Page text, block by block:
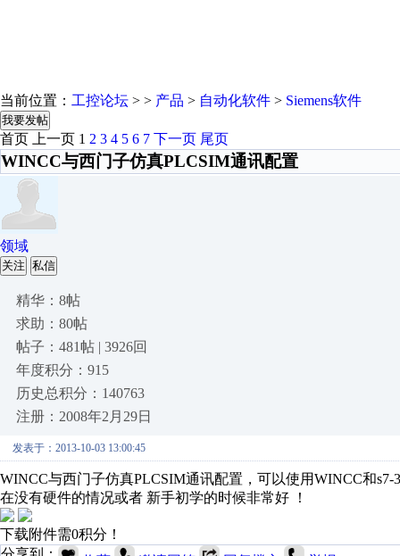
当前位置： 工控论坛 > > 产品 > 自动化软件 > Siemens软件
我要发帖
首页 上一页 1 2 3 4 5 6 7 下一页 尾页
WINCC与西门子仿真PLCSIM通讯配置
领域
关注 私信
精华：8帖
求助：80帖
帖子：481帖 | 3926回
年度积分：915
历史总积分：140763
注册：2008年2月29日
发表于：2013-10-03 13:00:45
WINCC与西门子仿真PLCSIM通讯配置，可以使用WINCC和s7-
在没有硬件的情况或者 新手初学的时候非常好 ！
下载附件需0积分！